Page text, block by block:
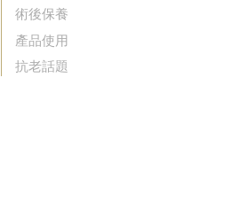
術後保養
產品使用
抗老話題